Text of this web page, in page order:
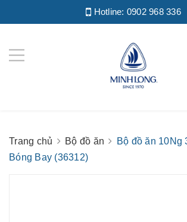
Hotline: 0902 968 336
Trang chủ Bộ đồ ăn
Bộ đồ ăn 10Ng
Bóng Bay (36312)